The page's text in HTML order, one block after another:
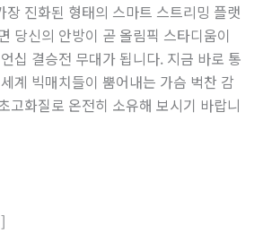
장 진화된 형태의 스마트 스트리밍 플랫
당신의 안방이 곧 올림픽 스타디움이
십 결승전 무대가 됩니다. 지금 바로 통
계 빅매치들이 뿜어내는 가슴 벅찬 감
고화질로 온전히 소유해 보시기 바랍니
]